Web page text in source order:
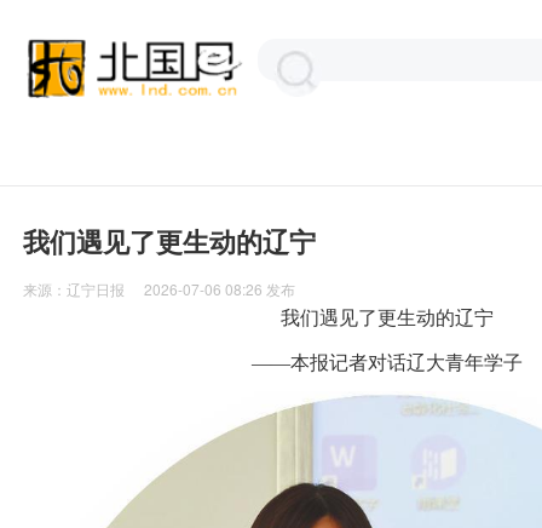
我们遇见了更生动的辽宁
来源：辽宁日报 2026-07-06 08:26 发布
我们遇见了更生动的辽宁
——本报记者对话辽大青年学子